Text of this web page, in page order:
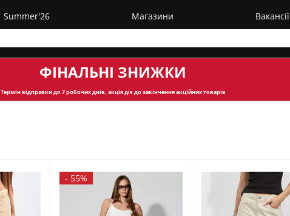
Summer'26 Магазини Вакансії
ФІНАЛЬНІ ЗНИЖКИ
Термін відправкидо 7 робочих днів, акція діє до закінчення акційних товарів
- 55%